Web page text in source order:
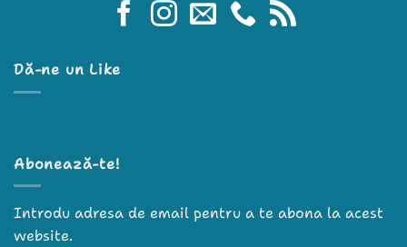
Dă-ne un Like
Abonează-te!
Introdu adresa de email pentru a te abona la acest
website.